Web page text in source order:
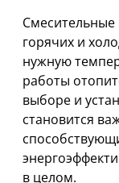
горячих и
нужную
работы
выборе и
становится
в целом.